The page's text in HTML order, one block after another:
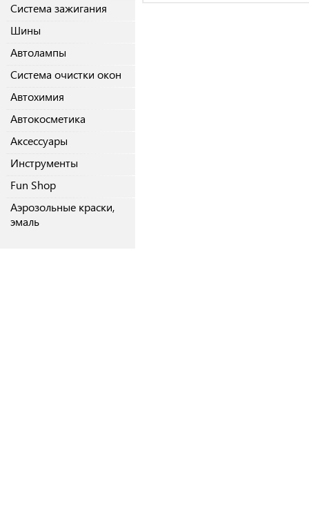
Система зажигания
Шины
Автолампы
Система очистки окон
Автохимия
Автокосметика
Аксессуары
Инструменты
Fun Shop
Аэрозольные краски,
эмаль